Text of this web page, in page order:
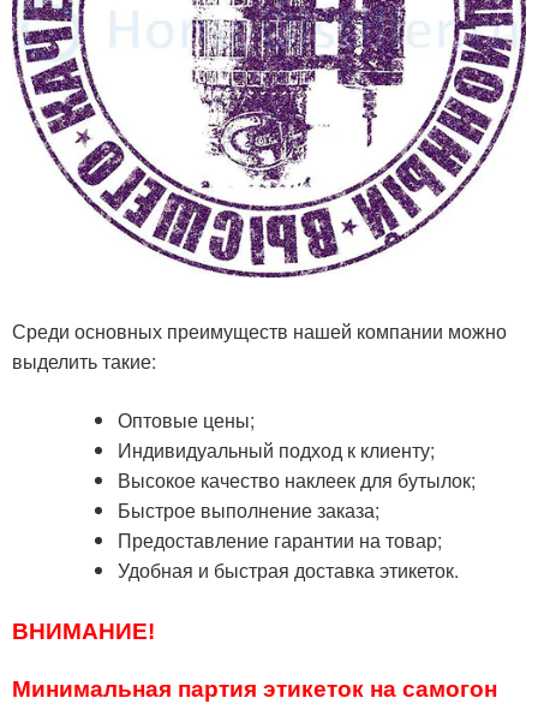
Среди основных преимуществ нашей компании можно
выделить такие:
Оптовые цены;
Индивидуальный подход к клиенту;
Высокое качество наклеек для бутылок;
Быстрое выполнение заказа;
Предоставление гарантии на товар;
Удобная и быстрая доставка этикеток.
ВНИМАНИЕ!
Минимальная партия этикеток на самогон